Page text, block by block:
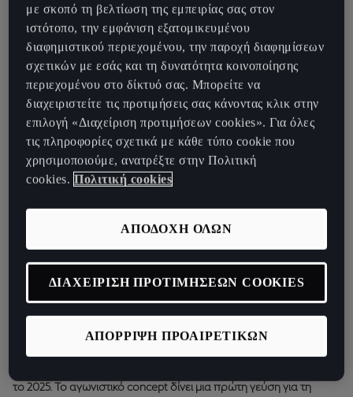
συναρπαστική αισθητική της CUPRA. Δίνει μία πρώτη γεύση από
τη μελλοντική σχεδιαστική γραμμή του αστικού ηλεκτρικού
οχήματος που θα λανσαριστεί από την SEAT S.A. το 2025.
Οι αγώνες αυτοκινήτου αποτελούν βασικό στοχείο του DNΑ της
CUPRA και αυτός είναι ο λόγος που η εταιρεία αποφάσισε να
εφαρμόσει πρώτα το όραμα ενός 100% ηλεκτρικού οχήματος σε
ένα αγωνιστικό αυτοκίνητο με συναρπαστική εμφάνιση: τo
CUPRA UrbanRebel Concept, που πλέον ονομάζεται CUPRA Raval
«To CUPRA UrbanRebel Concept, που πλέον ονομάζεται CUPRA
το 2025. Το αγωνιστικό concept δίνει μια πρώτη γεύση για τη
με σκοπό τη βελτίωση της εμπειρίας σας στον
ιστότοπο, την εμφάνιση εξατομικευμένου
διαφημιστικού περιεχομένου, την παροχή διαφημίσεων
σχετικών με εσάς και τη δυνατότητα κοινοποίησης
περιεχομένου στο δίκτυό σας. Μπορείτε να
διαχειριστείτε τις προτιμήσεις σας κάνοντας κλικ στην
επιλογή «Διαχείριση προτιμήσεων cookies». Για όλες
τις πληροφορίες σχετικά με κάθε τύπο cookie που
χρησιμοποιούμε, ανατρέξτε στην Πολιτική
cookies. Πολιτική cookies
ΑΠΟΡΡΙΨΗ ΠΡΟΑΙΡΕΤΙΚΩΝ
ΑΠΟΔΟΧΗ ΟΛΩΝ
ΔΙΑΧΕΙΡΙΣΗ ΠΡΟΤΙΜΗΣΕΩΝ COOKIES